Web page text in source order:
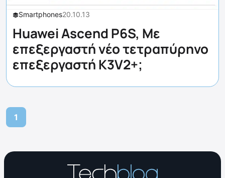
Smartphones20.10.13
Huawei Ascend P6S, Με
επεξεργαστή νέο τετραπύρηνο
επεξεργαστή K3V2+;
1